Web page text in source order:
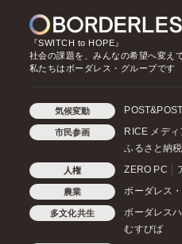
『SWITCH to HOPE』
社会の課題を、みんなの希望へ変え
私たちはボーダレス・グループです
気候変動 POST&POST
市民参画 RICE メディ
ふるさと納
人権 ZERO PC
農業 ボーダレス
多文化共生 ボーダレス
むすびば